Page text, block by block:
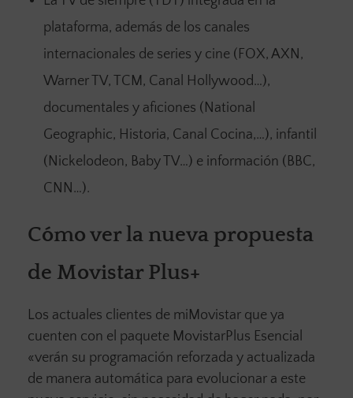
plataforma, además de los canales
internacionales de series y cine (FOX, AXN,
Warner TV, TCM, Canal Hollywood…),
documentales y aficiones (National
Geographic, Historia, Canal Cocina,…), infantil
(Nickelodeon, Baby TV…) e información (BBC,
CNN…).
Cómo ver la nueva propuesta
de Movistar Plus+
Los actuales clientes de miMovistar que ya
cuenten con el paquete MovistarPlus Esencial
«verán su programación reforzada y actualizada
de manera automática para evolucionar a este